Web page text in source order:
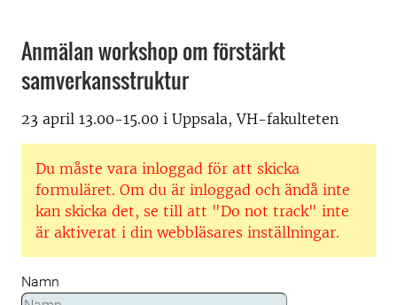
Anmälan workshop om förstärkt
samverkansstruktur
23 april 13.00-15.00 i Uppsala, VH-fakulteten
Du måste vara inloggad för att skicka
formuläret. Om du är inloggad och ändå inte
kan skicka det, se till att "Do not track" inte
är aktiverat i din webbläsares inställningar.
Namn